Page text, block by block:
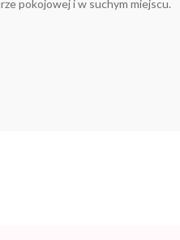
pokojowej i w suchym miejscu.